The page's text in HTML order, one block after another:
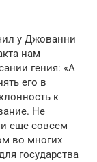
у Джованни
нам
гения: «А
его в
к
Не
еще совсем
во многих
государства